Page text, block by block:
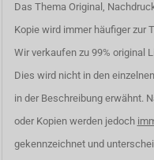
Das Thema Original,
Kopie wird immer häufiger zur
Wir verkaufen zu 99% original
Dies wird nicht in den
in der Beschreibung erwähnt.
oder Kopien werden jedoch
gekennzeichnet und